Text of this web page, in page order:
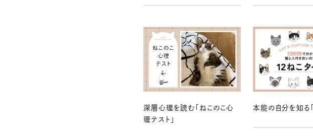
深層心理を読む「ねこのこ心
理テスト」
本能の自分を知る